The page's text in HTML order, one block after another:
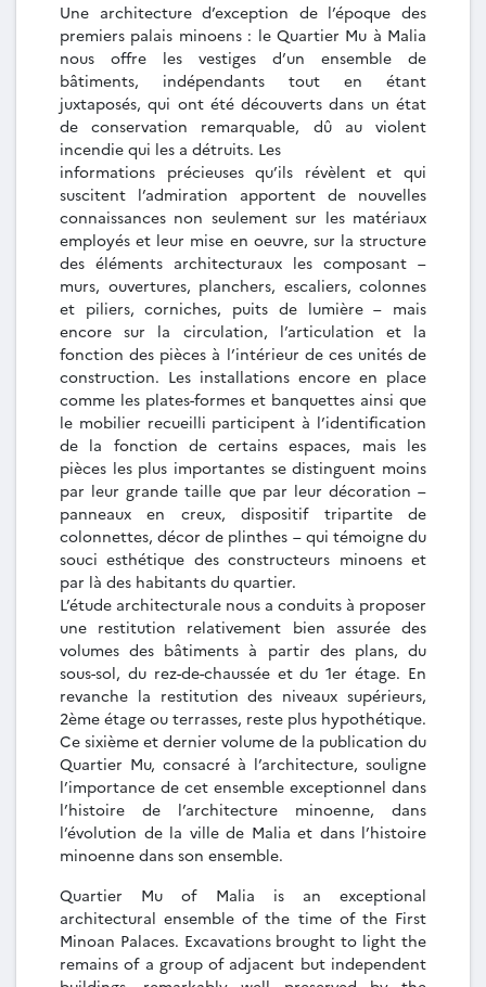
Une architecture d’exception de l’époque des
premiers palais minoens : le Quartier Mu à Malia
nous offre les vestiges d’un ensemble de
bâtiments, indépendants tout en étant
juxtaposés, qui ont été découverts dans un état
de conservation remarquable, dû au violent
incendie qui les a détruits. Les
informations précieuses qu’ils révèlent et qui
suscitent l’admiration apportent de nouvelles
connaissances non seulement sur les matériaux
employés et leur mise en oeuvre, sur la structure
des éléments architecturaux les composant –
murs, ouvertures, planchers, escaliers, colonnes
et piliers, corniches, puits de lumière – mais
encore sur la circulation, l’articulation et la
fonction des pièces à l’intérieur de ces unités de
construction. Les installations encore en place
comme les plates-formes et banquettes ainsi que
le mobilier recueilli participent à l’identification
de la fonction de certains espaces, mais les
pièces les plus importantes se distinguent moins
par leur grande taille que par leur décoration –
panneaux en creux, dispositif tripartite de
colonnettes, décor de plinthes – qui témoigne du
souci esthétique des constructeurs minoens et
par là des habitants du quartier.
L’étude architecturale nous a conduits à proposer
une restitution relativement bien assurée des
volumes des bâtiments à partir des plans, du
sous-sol, du rez-de-chaussée et du 1er étage. En
revanche la restitution des niveaux supérieurs,
2ème étage ou terrasses, reste plus hypothétique.
Ce sixième et dernier volume de la publication du
Quartier Mu, consacré à l’architecture, souligne
l’importance de cet ensemble exceptionnel dans
l’histoire de l’architecture minoenne, dans
l’évolution de la ville de Malia et dans l’histoire
minoenne dans son ensemble.
Quartier Mu of Malia is an exceptional
architectural ensemble of the time of the First
Minoan Palaces. Excavations brought to light the
remains of a group of adjacent but independent